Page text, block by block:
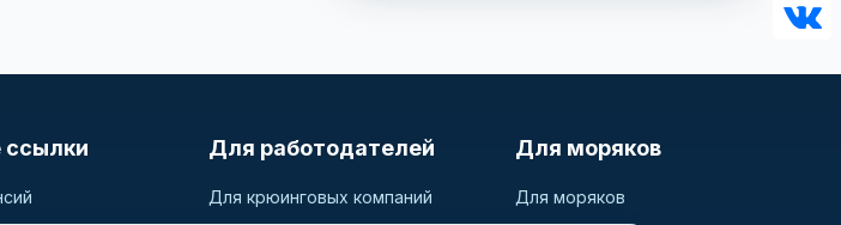
Для работодателей
Для крюинговых компаний
Для моряков
Для моряков